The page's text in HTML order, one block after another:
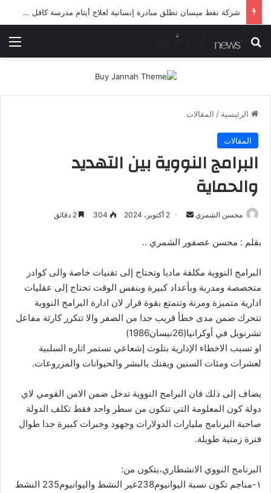
شرطة ميسان تلقي القبض على مطلقي العيارات النارية أثناء تشييع جنائزي في العمارة
بحث عن
الرئيسية / المقالات
المقالات
البرامج النووية بين التهديد
والحماية
محسن الشمري
أرسل
إلكترونيا
2 أكتوبر، 2024 304
بقلم : محسن عصفور الشمري ..
البرامج النووية مكلفة ماديا وتحتاج إلى تقنيات خاصة والى كوادر
متخصصة ومدربة وبأعداد كبيرة وبنفس الوقت تحتاج إلى عقليات
ادارية متميزة ومرنة وتتمتع بقوة قرار لان ادارة البرامج النووية
تتحرك ضمن مدى خطأ قريب جدا من الصفر والا تتكرر كارثة مفاعل
تشرنوبل في أوكرانيا(26نيسان1986)
او تسبب الاخطاء الإدارية بتلوث إشعاعي تستمر اثاره السلبية
لعشرات ومئات السنين ويفتك بالبشر والحيوانات والمزروعات.
يضاف إلى ذلك فان البرامج النووية تدخل ضمن الامن القومي لاي
دولة كون المعلومة التي تتكون من سطر واحد فقط تكلف الدولة
صاحبة البرنامج مليارات الدولارات وجهود وخبرات كبيرة جدا طوال
فترة زمنية طويلة.
البرنامج النووي الانشطاري،يتكون من:
١-مناجم تكون نسبة اليوانيوم238غير النشط واليوانيوم235 النشط